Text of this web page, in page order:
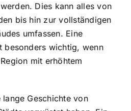
Dies kann alles von
bis hin zur vollständigen
umfassen. Eine
besonders wichtig, wenn
mit erhöhtem
Geschichte von